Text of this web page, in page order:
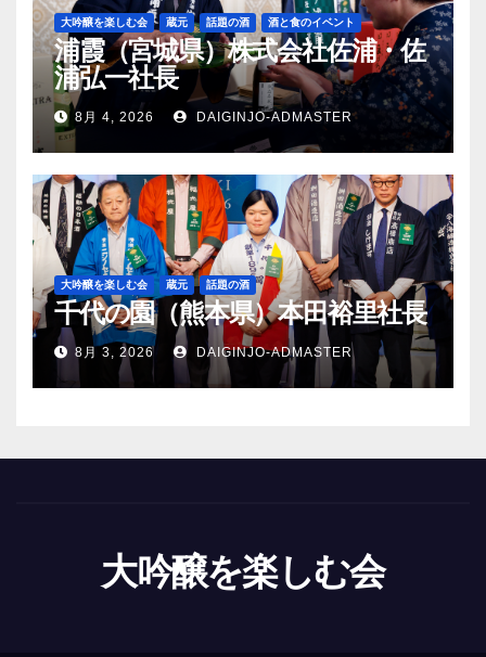
大吟醸を楽しむ会 蔵元 話題の酒 酒と食のイベント
浦霞（宮城県）株式会社佐浦・佐
浦弘一社長
8月 4, 2026 DAIGINJO-ADMASTER
大吟醸を楽しむ会 蔵元 話題の酒
千代の園（熊本県）本田裕里社長
8月 3, 2026 DAIGINJO-ADMASTER
大吟醸を楽しむ会